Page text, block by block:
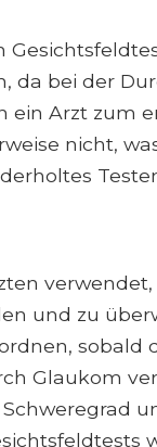
da bei der
ein Arzt zum
nicht,
und zu
sobald
Glaukom